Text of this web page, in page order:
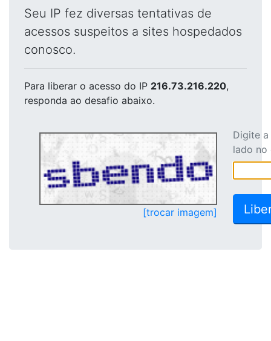
Seu IP fez diversas tentativas de
acessos suspeitos a sites hospedados
conosco.
Para liberar o acesso do IP 216.73.216.220,
responda ao desafio abaixo.
[trocar imagem]
Digite
lado no